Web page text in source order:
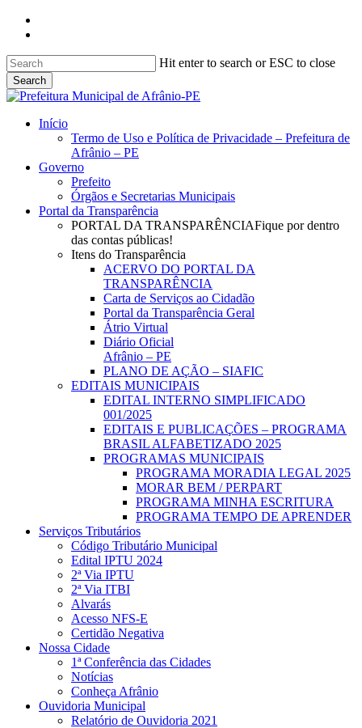
Skip
content
Hit enter to search or ESC to close
Search
Close
search
Menu
Início
Termo de Uso e Política de Privacidade – Prefeitura de
Afrânio – PE
Governo
Prefeito
Órgãos e Secretarias Municipais
Portal da Transparência
PORTAL DA TRANSPARÊNCIAFique por dentro
das contas públicas!
Itens do Transparência
ACERVO DO PORTAL DA
TRANSPARÊNCIA
Carta de Serviços ao Cidadão
Portal da Transparência Geral
Átrio Virtual
Diário Oficial
Afrânio – PE
PLANO DE AÇÃO – SIAFIC
EDITAIS MUNICIPAIS
EDITAL INTERNO SIMPLIFICADO
001/2025
EDITAIS E PUBLICAÇÕES – PROGRAMA
BRASIL ALFABETIZADO 2025
PROGRAMAS MUNICIPAIS
PROGRAMA MORADIA LEGAL 2025
MORAR BEM / PERPART
PROGRAMA MINHA ESCRITURA
PROGRAMA TEMPO DE APRENDER
Serviços Tributários
Código Tributário Municipal
Edital IPTU 2024
2ª Via IPTU
2ª Via ITBI
Alvarás
Acesso NFS-E
Certidão Negativa
Nossa Cidade
1ª Conferência das Cidades
Notícias
Conheça Afrânio
Ouvidoria Municipal
Relatório de Ouvidoria 2021